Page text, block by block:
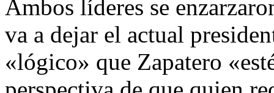
Ambos líderes se
va a dejar el actual
«lógico» que Zapatero